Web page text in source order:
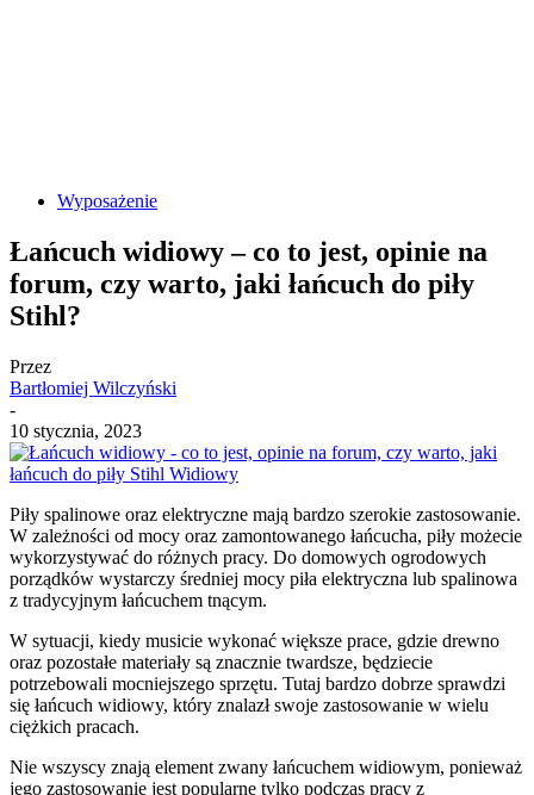
Wyposażenie
Łańcuch widiowy – co to jest, opinie na
forum, czy warto, jaki łańcuch do piły
Stihl?
Przez
Bartłomiej Wilczyński
-
10 stycznia, 2023
Piły spalinowe oraz elektryczne mają bardzo szerokie zastosowanie.
W zależności od mocy oraz zamontowanego łańcucha, piły możecie
wykorzystywać do różnych pracy. Do domowych ogrodowych
porządków wystarczy średniej mocy piła elektryczna lub spalinowa
z tradycyjnym łańcuchem tnącym.
W sytuacji, kiedy musicie wykonać większe prace, gdzie drewno
oraz pozostałe materiały są znacznie twardsze, będziecie
potrzebowali mocniejszego sprzętu. Tutaj bardzo dobrze sprawdzi
się łańcuch widiowy, który znalazł swoje zastosowanie w wielu
ciężkich pracach.
Nie wszyscy znają element zwany łańcuchem widiowym, ponieważ
jego zastosowanie jest popularne tylko podczas pracy z